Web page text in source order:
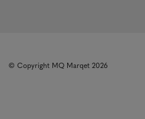
© Copyright MQ Marqet 2026